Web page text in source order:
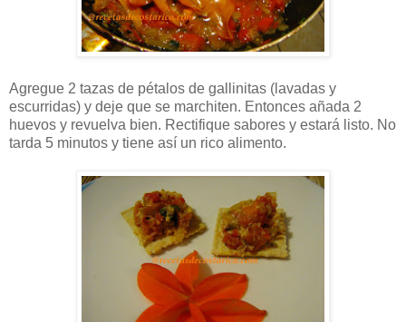
Agregue 2 tazas de pétalos de gallinitas (lavadas y
escurridas) y deje que se marchiten. Entonces añada 2
huevos y revuelva bien. Rectifique sabores y estará listo. No
tarda 5 minutos y tiene así un rico alimento.